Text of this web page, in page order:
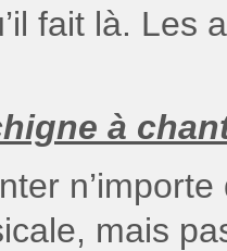
fait là.
à
mais